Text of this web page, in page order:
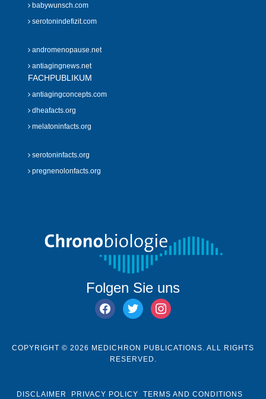
babywunsch.com
serotonindefizit.com
andromenopause.net
antiagingnews.net
FACHPUBLIKUM
antiagingconcepts.com
dheafacts.org
melatoninfacts.org
serotoninfacts.org
pregnenolonfacts.org
Folgen Sie uns
facebook
twitter instagram
COPYRIGHT © 2026 MEDICHRON PUBLICATIONS. ALL RIGHTS
RESERVED.
DISCLAIMER PRIVACY POLICY TERMS AND CONDITIONS